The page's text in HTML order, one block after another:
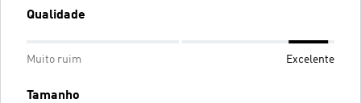
Qualidade
Muito ruim Excelente
Tamanho